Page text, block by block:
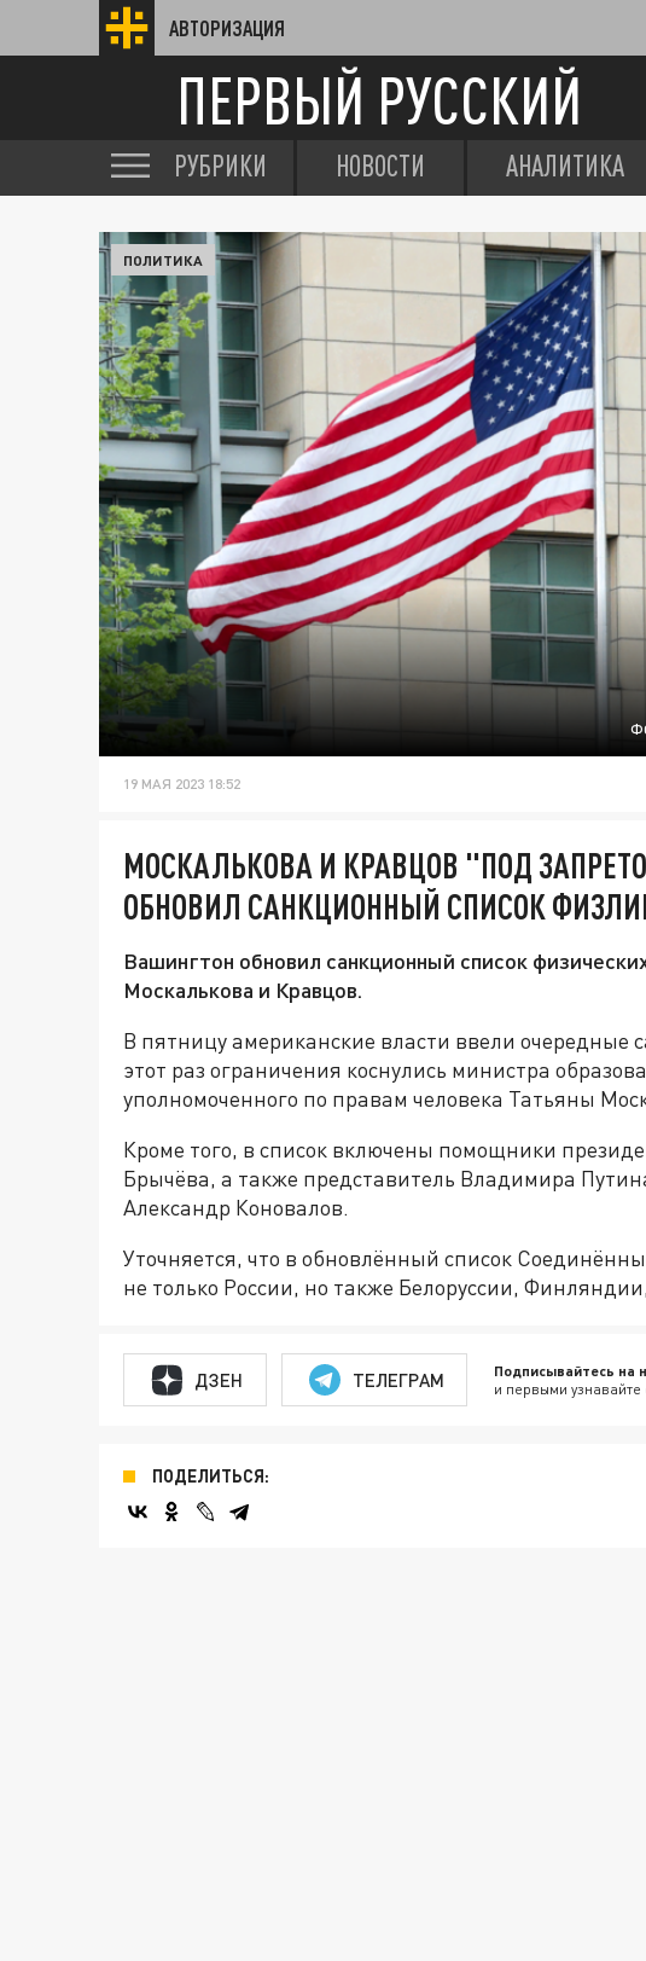
АВТОРИЗАЦИЯ
ПЕРВЫЙ РУССКИЙ
РУБРИКИ НОВОСТИ АНАЛИТИКА
ПОЛИТИКА
19 МАЯ 2023 18:52
МОСКАЛЬКОВА И КРАВЦОВ "ПОД
ОБНОВИЛ САНКЦИОННЫЙ СПИСОК
Вашингтон обновил санкционный список
Москалькова и Кравцов.
В пятницу американские власти ввели очередные
этот раз ограничения коснулись министра
уполномоченного по правам человека Татьяны
Кроме того, в список включены помощники
Брычёва, а также представитель Владимира
Александр Коновалов.
Уточняется, что в обновлённый список
не только России, но также Белоруссии,
ДЗЕН ТЕЛЕГРАМ Подписывайтесь на
и первыми
ПОДЕЛИТЬСЯ: